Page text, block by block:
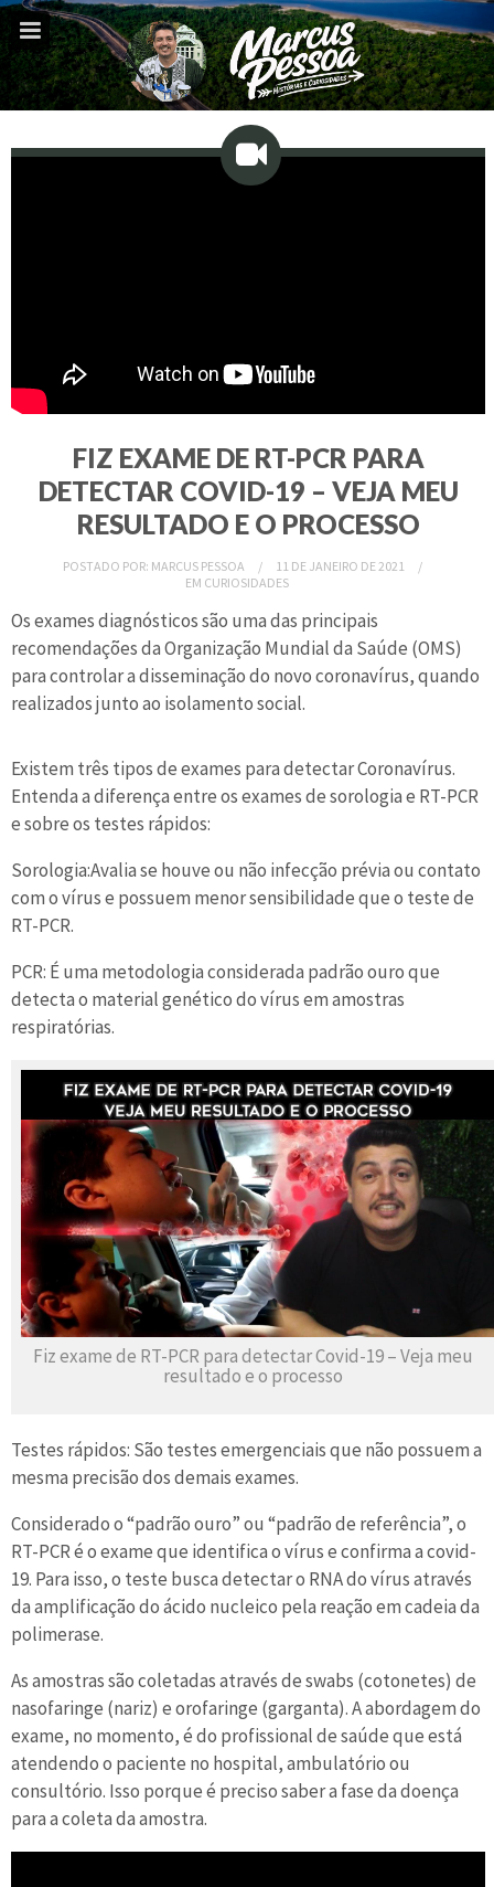
FIZ EXAME DE RT-PCR PARA
DETECTAR COVID-19 – VEJA MEU
RESULTADO E O PROCESSO
POSTADO POR: MARCUS PESSOA
11 DE JANEIRO DE 2021
EM CURIOSIDADES
Os exames diagnósticos são uma das principais
recomendações da Organização Mundial da Saúde (OMS)
para controlar a disseminação do novo coronavírus, quando
realizados junto ao isolamento social.
Existem três tipos de exames para detectar Coronavírus.
Entenda a diferença entre os exames de sorologia e RT-PCR
e sobre os testes rápidos:
Sorologia:Avalia se houve ou não infecção prévia ou contato
com o vírus e possuem menor sensibilidade que o teste de
RT-PCR.
PCR: É uma metodologia considerada padrão ouro que
detecta o material genético do vírus em amostras
respiratórias.
Fiz exame de RT-PCR para detectar Covid-19 – Veja meu
resultado e o processo
Testes rápidos: São testes emergenciais que não possuem a
mesma precisão dos demais exames.
Considerado o “padrão ouro” ou “padrão de referência”, o
RT-PCR é o exame que identifica o vírus e confirma a covid-
19. Para isso, o teste busca detectar o RNA do vírus através
da amplificação do ácido nucleico pela reação em cadeia da
polimerase.
As amostras são coletadas através de swabs (cotonetes) de
nasofaringe (nariz) e orofaringe (garganta). A abordagem do
exame, no momento, é do profissional de saúde que está
atendendo o paciente no hospital, ambulatório ou
consultório. Isso porque é preciso saber a fase da doença
para a coleta da amostra.